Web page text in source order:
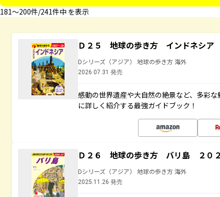
181〜200件/241件中 を表示
Ｄ２５ 地球の歩き方 インドネシア
Dシリーズ（アジア） 地球の歩き方 海外
2026.07.31 発売
感動の世界遺産や大自然の絶景など、多彩
に詳しく紹介する最強ガイドブック！
Ｄ２６ 地球の歩き方 バリ島 ２０２
Dシリーズ（アジア） 地球の歩き方 海外
2025.11.26 発売